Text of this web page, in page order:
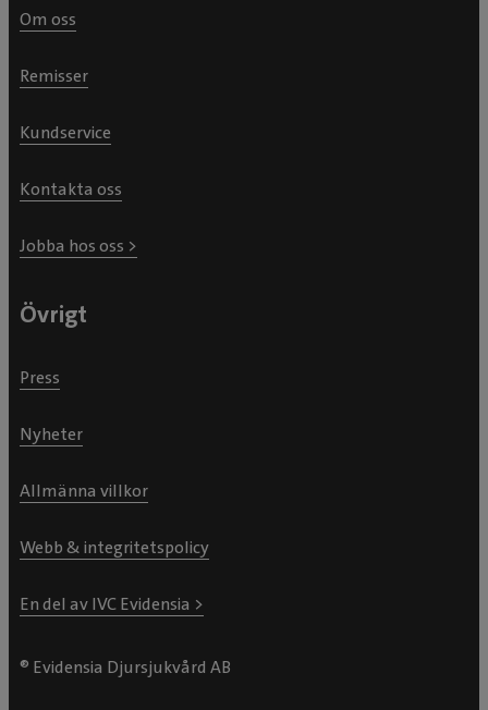
Om oss
Remisser
Kundservice
Kontakta oss
Jobba hos oss >
Övrigt
Press
Nyheter
Allmänna villkor
Webb & integritetspolicy
En del av IVC Evidensia >
® Evidensia Djursjukvård AB